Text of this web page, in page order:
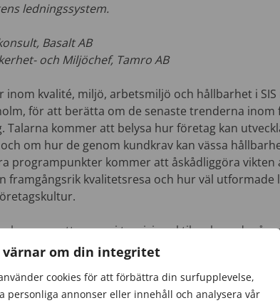
värnar om din integritet
cookies för att förbättra din surfupplevelse,
personliga annonser eller innehåll och analysera vår
ledningssystem.
Basalt AB
och Miljöchef, Tamro AB
kvalité, miljö, arbetsmiljö och hållbarhet i SIS
för att berätta om de senaste trenderna
Talarna kommer att belysa hur företag kan
om hur de genom kundkrav kan vässa
programpunkter kommer att åskådliggöra vikten
framgångsrik kvalitetsresa och hur väl utformade
kommer att varvas i teori, i praktik och med
dig med de senaste metoderna och